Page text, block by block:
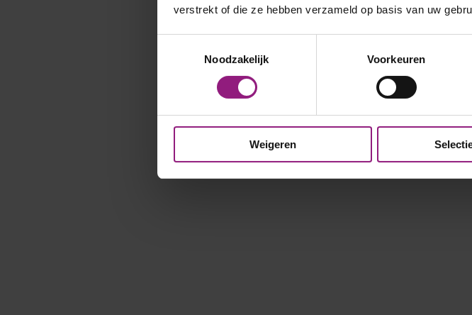
verstrekt of die ze hebben verzameld op basis van uw
Noodzakelijk
Voorkeuren
Weigeren